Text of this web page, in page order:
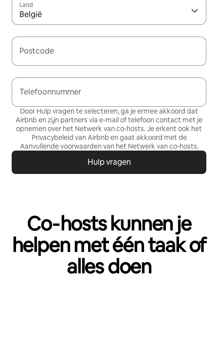
Land
België
Postcode
Telefoonnummer
Door Hulp vragen te selecteren, ga je ermee akkoord dat
Airbnb en zijn partners via e-mail of telefoon contact met je
opnemen over het Netwerk van co‑hosts. Je erkent ook het
Privacybeleid van Airbnb en gaat akkoord met de
Aanvullende voorwaarden van het Netwerk van co-hosts.
Hulp vragen
Co‑hosts kunnen je
helpen met één taak of
alles doen